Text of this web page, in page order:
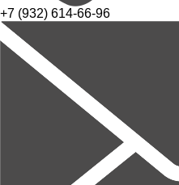
+7 (932) 614-66-96